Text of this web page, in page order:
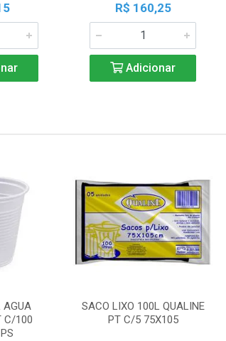
R$ 160,25
Adicionar
AGUA
C/100
SACO LIXO 100L QUALINE
PT C/5 75X105